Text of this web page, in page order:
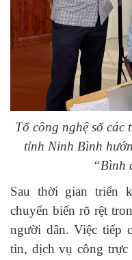
Tổ công nghệ số
tỉnh Ninh Bình
“Bình
Sau thời gian triển
chuyển biến rõ rệt
người dân. Việc tiếp
tin, dịch vụ công trực